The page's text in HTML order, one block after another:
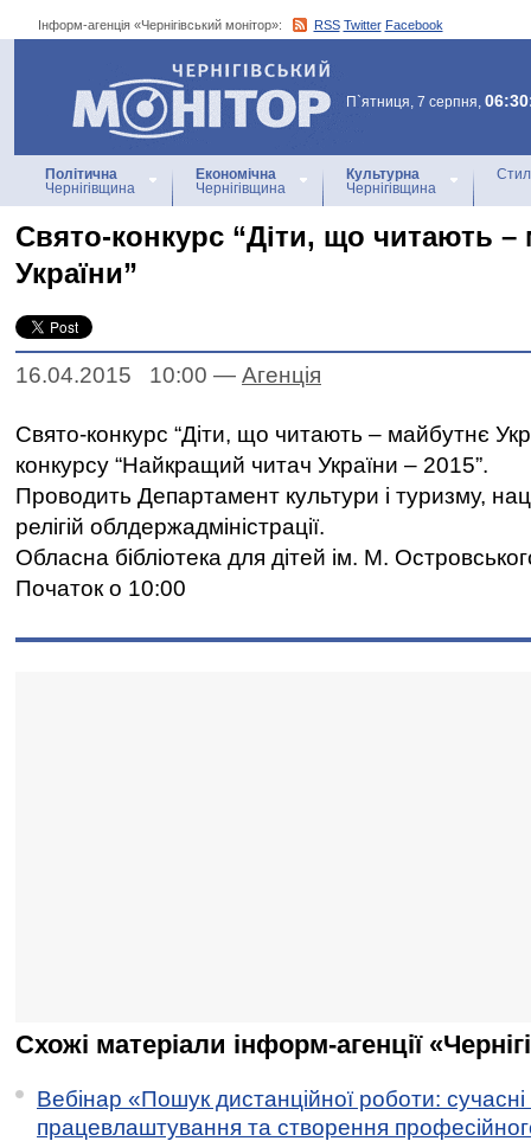
Інформ-агенція «Чернігівський монітор»: RSS Twitter Facebook
Інформ-агенція
«Чернігівський монітор»
П`ятниця, 7 серпня,
Політична
Чернігівщина
Економічна
Чернігівщина
Культурна
Чернігівщина
Свято-конкурс “Діти, що читають –
України”
16.04.2015 10:00 — Агенцiя
Свято-конкурс “Діти, що читають – майбутнє
конкурсу “Найкращий читач України – 2015”.
Проводить Департамент культури і туризму,
релігій облдержадміністрації.
Обласна бібліотека для дітей ім. М.
Початок о 10:00
Схожі матеріали інформ-агенції
Вебінар «Пошук дистанційної роботи:
працевлаштування та створення